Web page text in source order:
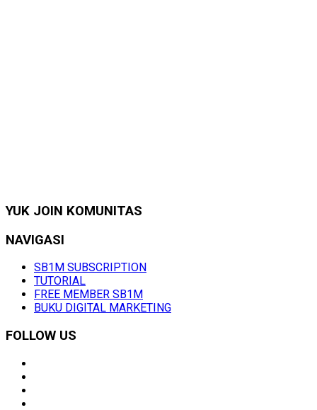
YUK JOIN KOMUNITAS
NAVIGASI
SB1M SUBSCRIPTION
TUTORIAL
FREE MEMBER SB1M
BUKU DIGITAL MARKETING
FOLLOW US